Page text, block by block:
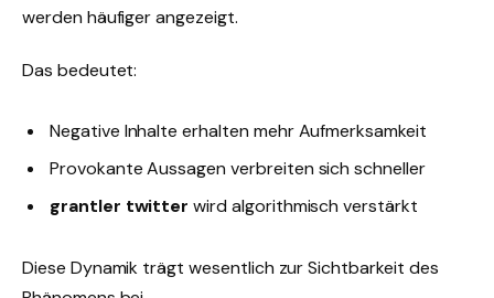
werden häufiger angezeigt.
Das bedeutet:
Negative Inhalte erhalten mehr Aufmerksamkeit
Provokante Aussagen verbreiten sich schneller
grantler twitter wird algorithmisch verstärkt
Diese Dynamik trägt wesentlich zur Sichtbarkeit des